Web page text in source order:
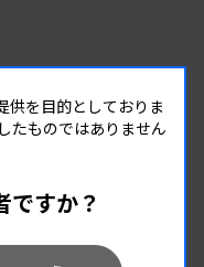
供を目的としておりま
たものではありません
ですか？